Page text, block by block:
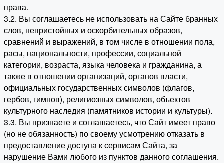
права.
3.2. Вы соглашаетесь не использовать на Сайте бранных
слов, непристойных и оскорбительных образов,
сравнений и выражений, в том числе в отношении пола,
расы, национальности, профессии, социальной
категории, возраста, языка человека и гражданина, а
также в отношении организаций, органов власти,
официальных государственных символов (флагов,
гербов, гимнов), религиозных символов, объектов
культурного наследия (памятников истории и культуры).
3.3. Вы признаете и соглашаетесь, что Сайт имеет право
(но не обязанность) по своему усмотрению отказать в
предоставление доступа к сервисам Сайта, за
нарушение Вами любого из пунктов данного соглашения.